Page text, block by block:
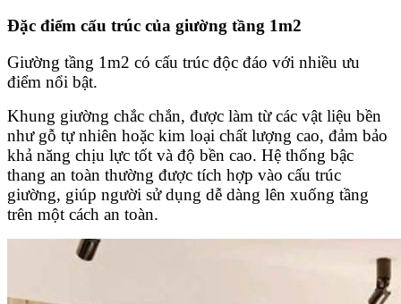
Đặc điểm cấu trúc của giường tầng 1m2
Giường tầng 1m2 có cấu trúc độc đáo với nhiều ưu
điểm nổi bật.
Khung giường chắc chắn, được làm từ các vật liệu bền
như gỗ tự nhiên hoặc kim loại chất lượng cao, đảm bảo
khả năng chịu lực tốt và độ bền cao. Hệ thống bậc
thang an toàn thường được tích hợp vào cấu trúc
giường, giúp người sử dụng dễ dàng lên xuống tầng
trên một cách an toàn.